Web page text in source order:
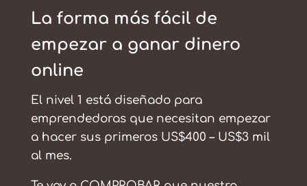
La forma más fácil de
empezar a ganar dinero
online
El nivel 1 está diseñado para
emprendedoras que necesitan empezar
a hacer sus primeros US$400 – US$3 mil
al mes.